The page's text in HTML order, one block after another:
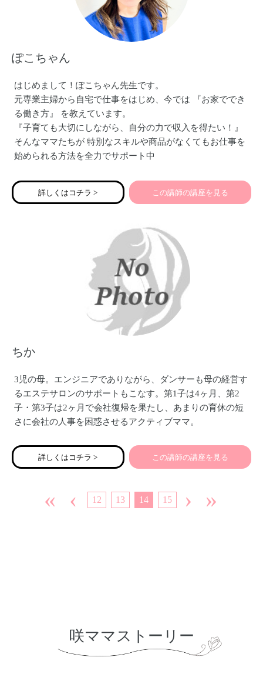
ぽこちゃん
はじめまして！ぽこちゃん先生です。
元専業主婦から自宅で仕事をはじめ、今では 『お家ででき
る働き方』 を教えています。
『子育ても大切にしながら、自分の力で収入を得たい！』
そんなママたちが 特別なスキルや商品がなくてもお仕事を
始められる方法を全力でサポート中
自分のペースで始められるお仕事を、一緒にチャレンジし
てみませんか？
詳しくはコチラ > この講師の講座を見る
ちか
3児の母。エンジニアでありながら、ダンサーも母の経営す
るエステサロンのサポートもこなす。第1子は4ヶ月、第2
子・第3子は2ヶ月で会社復帰を果たし、あまりの育休の短
さに会社の人事を困惑させるアクティブママ。
詳しくはコチラ > この講師の講座を見る
« ‹ 12 13 14 15 › »
咲ママストーリー